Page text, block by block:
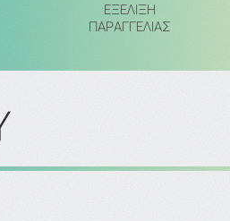
ΕΞΈΛΙΞΗ
ΠΑΡΑΓΓΕΛΙΑΣ